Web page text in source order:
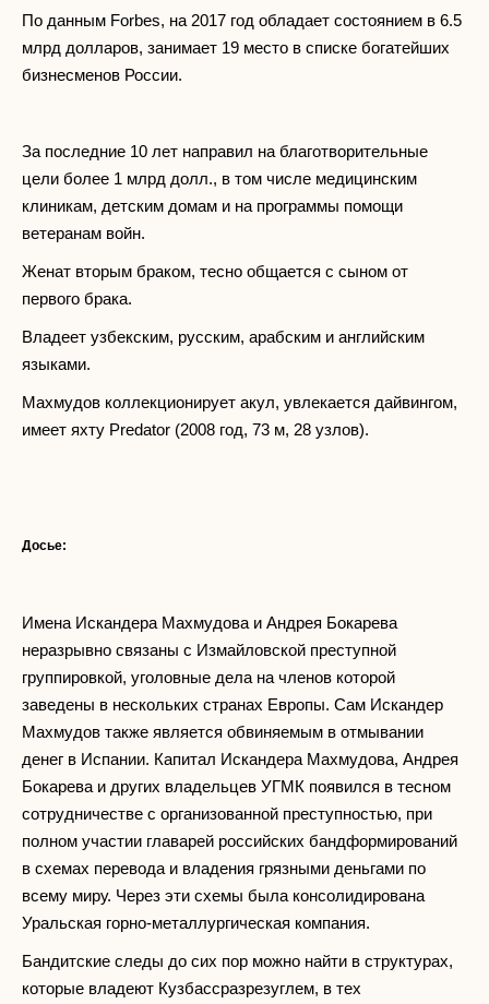
По данным Forbes, на 2017 год обладает состоянием в 6.5
млрд долларов, занимает 19 место в списке богатейших
бизнесменов России.
За последние 10 лет направил на благотворительные
цели более 1 млрд долл., в том числе медицинским
клиникам, детским домам и на программы помощи
ветеранам войн.
Женат вторым браком, тесно общается с сыном от
первого брака.
Владеет узбекским, русским, арабским и английским
языками.
Махмудов коллекционирует акул, увлекается дайвингом,
имеет яхту Predator (2008 год, 73 м, 28 узлов).
Досье:
Имена Искандера Махмудова и Андрея Бокарева
неразрывно связаны с Измайловской преступной
группировкой, уголовные дела на членов которой
заведены в нескольких странах Европы. Сам Искандер
Махмудов также является обвиняемым в отмывании
денег в Испании. Капитал Искандера Махмудова, Андрея
Бокарева и других владельцев УГМК появился в тесном
сотрудничестве с организованной преступностью, при
полном участии главарей российских бандформирований
в схемах перевода и владения грязными деньгами по
всему миру. Через эти схемы была консолидирована
Уральская горно-металлургическая компания.
Бандитские следы до сих пор можно найти в структурах,
которые владеют Кузбассразрезуглем, в тех